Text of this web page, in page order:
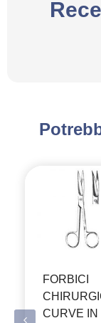
FORBICI
CURVE IN